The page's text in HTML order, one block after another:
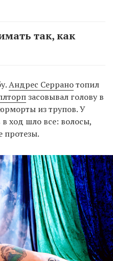
так, как
Андрес Серранотопил
засовывал голову в
из трупов. У
ход шло все: волосы,
протезы.